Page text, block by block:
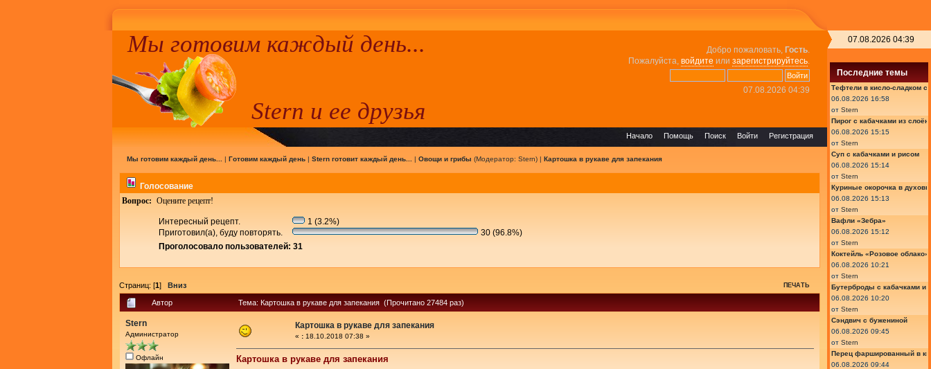
Добро пожаловать, Гость.
Пожалуйста, войдите или зарегистрируйтесь.
07.08.2026 04:39
Мы готовим каждый день...
Stern и ее друзья
Регистрация
Войти
Поиск
Помощь
Начало
Мы готовим каждый день... | Готовим каждый день| Stern готовит каждый день... | Овощи и грибы (Модератор: Stern) | Картошка в рукаве для запекания
Голосование
Вопрос: Оцените рецепт!
Интересный рецепт.
1 (3.2%)
Приготовил(а), буду повторять.
30 (96.8%)
Проголосовало пользователей: 31
Страниц: [1] Вниз ПЕЧАТЬ
Автор Тема: Картошка в рукаве для запекания (Прочитано 27484 раз)
Stern
Администратор
Офлайн
Картошка в рукаве для запекания
« : 18.10.2018 07:38 »
Картошка в рукаве для запекания
07.08.2026 04:39
Последние темы
Тефтели в кисло-сладком
06.08.2026 16:58
от Stern
Пирог с кабачками из
06.08.2026 15:15
от Stern
Суп с кабачками и рисом
06.08.2026 15:14
от Stern
Куриные окорочка в
06.08.2026 15:13
от Stern
Вафли «Зебра»
06.08.2026 15:12
от Stern
Коктейль «Розовое
06.08.2026 10:21
от Stern
Бутерброды с кабачками и
06.08.2026 10:20
от Stern
Сэндвич с бужениной
06.08.2026 09:45
от Stern
Перец фаршированный в
06.08.2026 09:44